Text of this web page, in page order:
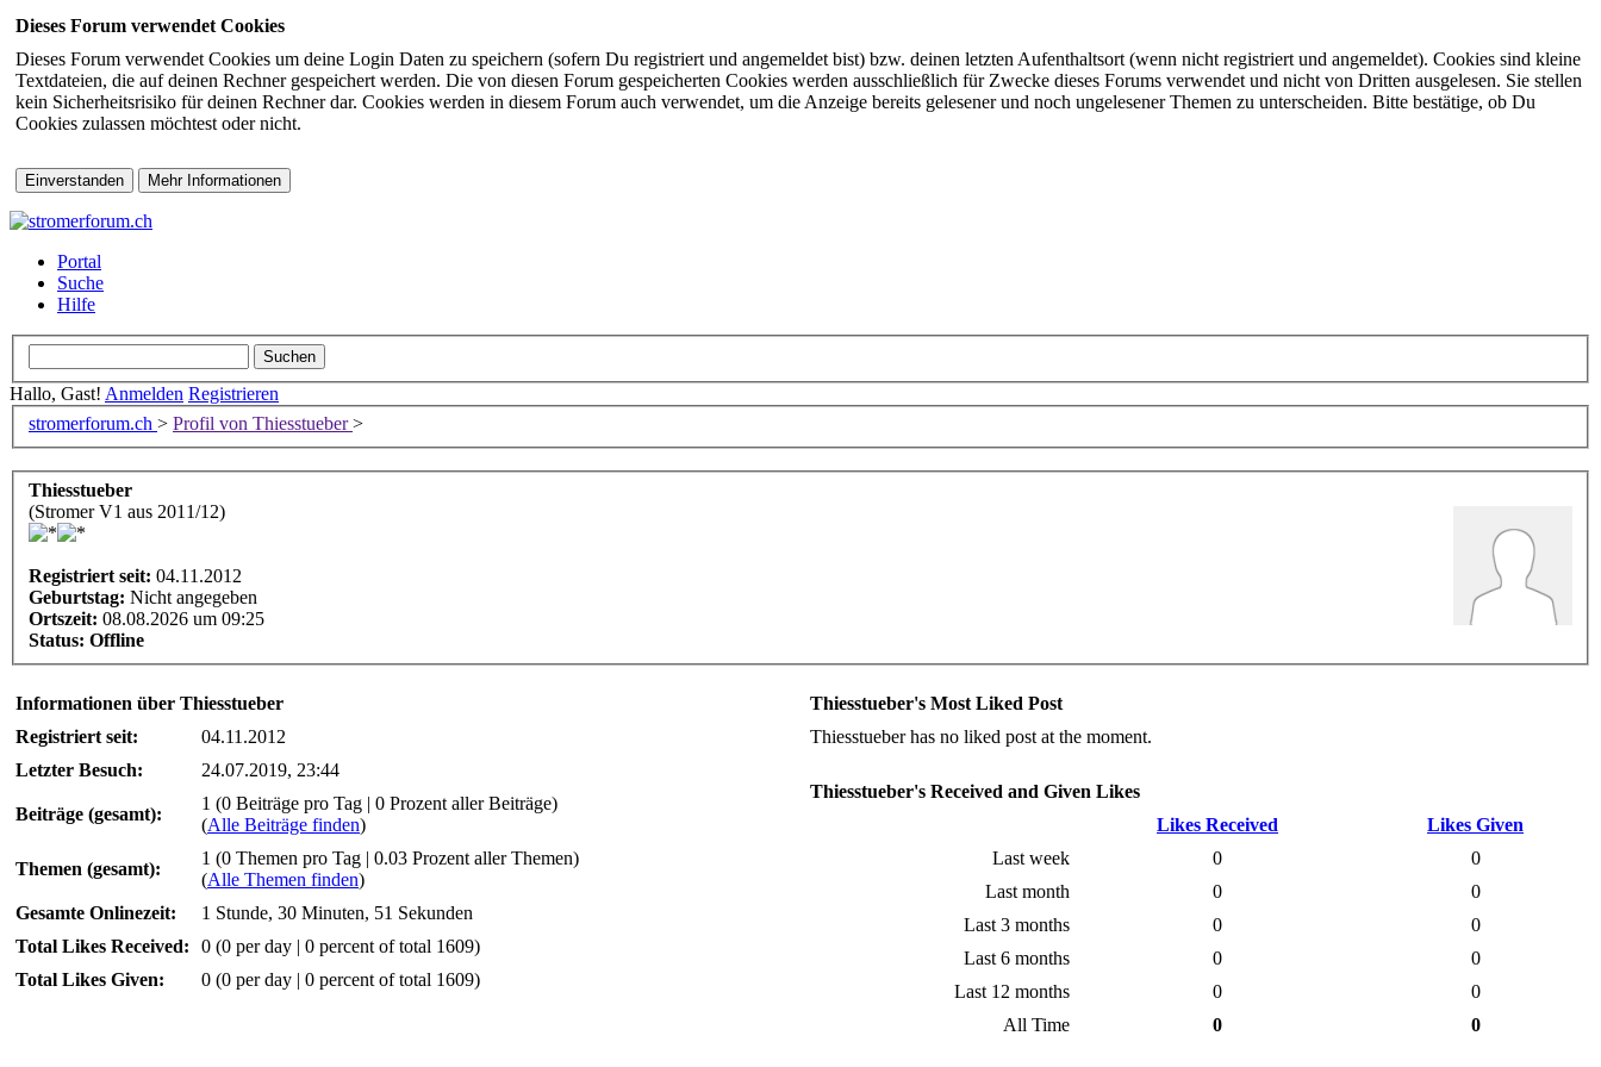
Dieses Forum verwendet Cookies
Dieses Forum verwendet Cookies um deine Login Daten zu speichern (sofern Du registriert und angemeldet bist) bzw. deinen letzten Aufenthaltsort (wenn nicht registriert und angemeldet). Cookies sind kleine
Textdateien, die auf deinen Rechner gespeichert werden. Die von diesen Forum gespeicherten Cookies werden ausschließlich für Zwecke dieses Forums verwendet und nicht von Dritten ausgelesen. Sie stellen
kein Sicherheitsrisiko für deinen Rechner dar. Cookies werden in diesem Forum auch verwendet, um die Anzeige bereits gelesener und noch ungelesener Themen zu unterscheiden. Bitte bestätige, ob Du
Cookies zulassen möchtest oder nicht.
Portal
Suche
Hilfe
Hallo, Gast! Anmelden Registrieren
stromerforum.ch > Profil von Thiesstueber>
Thiesstueber
(Stromer V1 aus 2011/12)
Registriert seit: 04.11.2012
Geburtstag: Nicht angegeben
Ortszeit: 08.08.2026 um 09:25
Status: Offline
Informationen über Thiesstueber
Registriert seit:
04.11.2012
Letzter Besuch:
24.07.2019, 23:44
Beiträge (gesamt):
1 (0 Beiträge pro Tag | 0 Prozent aller Beiträge)
(Alle Beiträge finden)
Themen (gesamt):
1 (0 Themen pro Tag | 0.03 Prozent aller Themen)
(Alle Themen finden)
Gesamte Onlinezeit:
1 Stunde, 30 Minuten, 51 Sekunden
Total Likes Received:
0 (0 per day | 0 percent of total 1609)
Total Likes Given:
0 (0 per day | 0 percent of total 1609)
Thiesstueber's Most Liked Post
Thiesstueber has no liked post at the moment.
Thiesstueber's Received and Given Likes
Likes Received
Likes Given
Last week
0
0
Last month
0
0
Last 3 months
0
0
Last 6 months
0
0
Last 12 months
0
0
All Time
0 0